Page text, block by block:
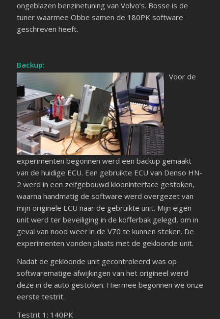
ongeblazen benzinetuning van Volvo’s. Bosse is de
tuner waarmee Obbe samen de 180PK software
geschreven heeft.
Backup:
Voor de
experimenten begonnen werd een backup gemaakt
van de huidige ECU. Een gebruikte ECU van Denso HN-
2 werd in een zelfgebouwd klooninterface gestoken,
waarna handmatig de software werd overgezet van
mijn originele ECU naar de gebruikte unit. Mijn eigen
unit werd ter beveiliging in de kofferbak gelegd, om in
geval van nood weer in de V70 te kunnen steken. De
experimenten vonden plaats met de gekloonde unit.
Nadat de gekloonde unit gecontroleerd was op
softwarematige afwijkingen van het origineel werd
deze in de auto gestoken. Hiermee begonnen we onze
eerste testrit.
Testrit 1: 140PK